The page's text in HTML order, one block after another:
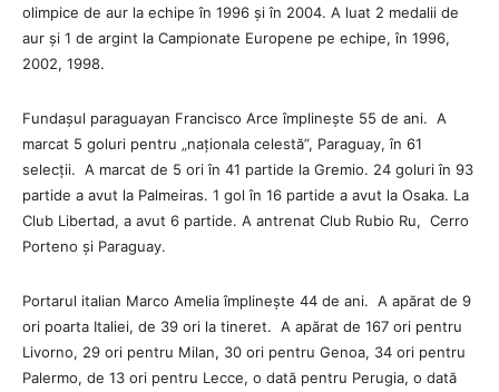
olimpice de aur la echipe în 1996 și în 2004. A luat 2 medalii de
aur și 1 de argint la Campionate Europene pe echipe, în 1996,
2002, 1998.
Fundașul paraguayan Francisco Arce împlinește 55 de ani. A
marcat 5 goluri pentru „naționala celestă”, Paraguay, în 61
selecții. A marcat de 5 ori în 41 partide la Gremio. 24 goluri în 93
partide a avut la Palmeiras. 1 gol în 16 partide a avut la Osaka. La
Club Libertad, a avut 6 partide. A antrenat Club Rubio Ru, Cerro
Porteno și Paraguay.
Portarul italian Marco Amelia împlinește 44 de ani. A apărat de 9
ori poarta Italiei, de 39 ori la tineret. A apărat de 167 ori pentru
Livorno, 29 ori pentru Milan, 30 ori pentru Genoa, 34 ori pentru
Palermo, de 13 ori pentru Lecce, o dată pentru Perugia, o dată